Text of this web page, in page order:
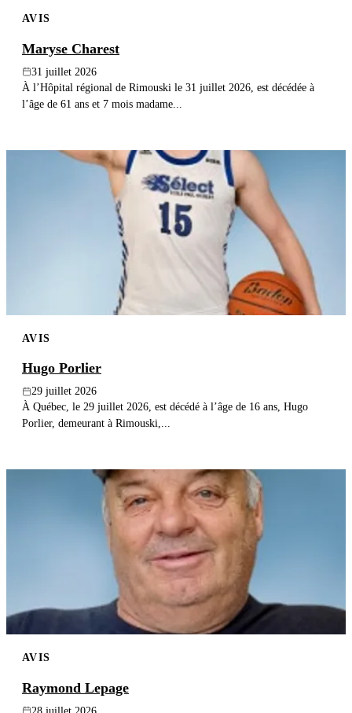
AVIS
Maryse Charest
31 juillet 2026
À l’Hôpital régional de Rimouski le 31 juillet 2026, est décédée à
l’âge de 61 ans et 7 mois madame...
AVIS
Hugo Porlier
29 juillet 2026
À Québec, le 29 juillet 2026, est décédé à l’âge de 16 ans, Hugo
Porlier, demeurant à Rimouski,...
AVIS
Raymond Lepage